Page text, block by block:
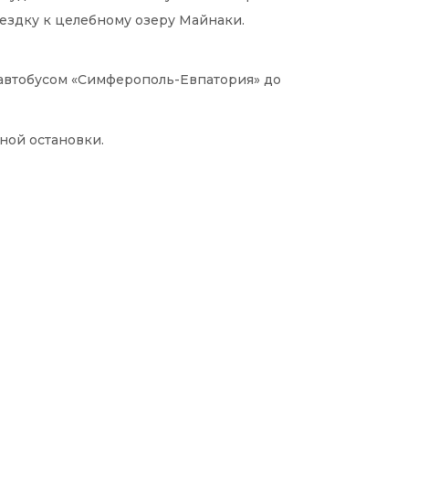
к целебному озеру Майнаки.
«Симферополь-Евпатория» до
остановки.